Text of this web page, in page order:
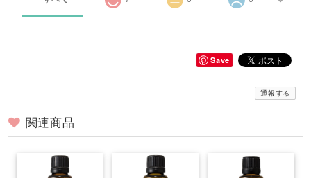
Save
通報する
関連商品